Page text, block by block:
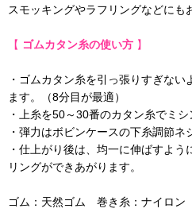
スモッキングやラフリングなどにも
【 ゴムカタン糸の使い方 】
・ゴムカタン糸を引っ張りすぎな
ます。（8分目が最適）
・上糸を50～30番のカタン糸でミシ
・弾力はボビンケースの下糸調節ネ
・仕上がり後は、均一に伸ばすよ
リングができあがります。
ゴム：天然ゴム 巻き糸：ナイロ